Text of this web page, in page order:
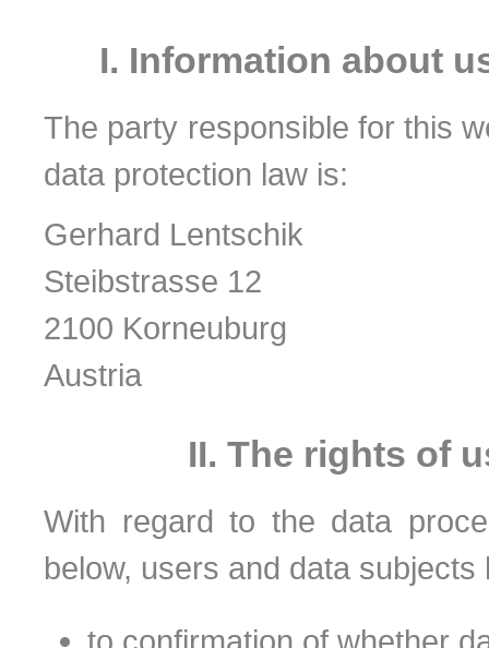
I. Information about
The party responsible for this
data protection law is:
Gerhard Lentschik
Steibstrasse 12
2100 Korneuburg
Austria
II. The rights of
With regard to the data
below, users and data subjects